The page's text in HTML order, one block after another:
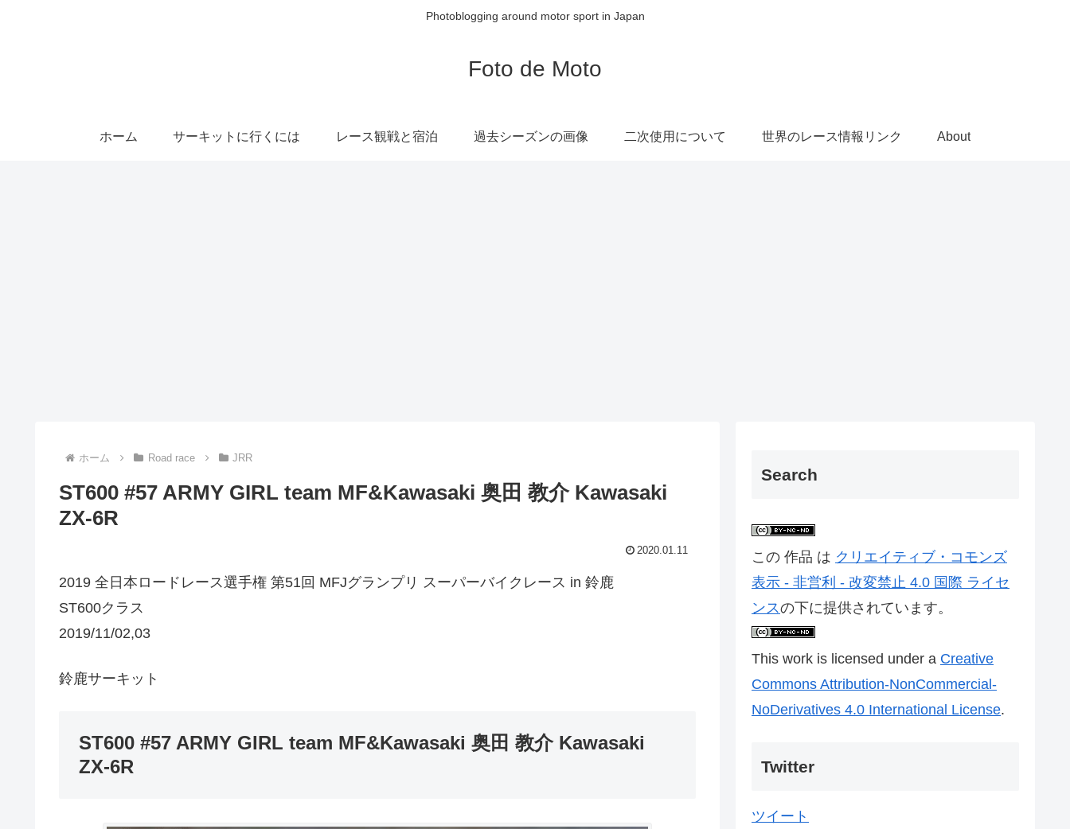
Photoblogging around motor sport in Japan
Foto de Moto
ホーム サーキットに行くには レース観戦と宿泊 過去シーズンの画像 二次使用について 世界のレース情報リンク About
ホーム Road race JRR
ST600 #57 ARMY GIRL team MF&Kawasaki 奥田 教介 Kawasaki
ZX-6R
2020.01.11
2019 全日本ロードレース選手権 第51回 MFJグランプリ スーパーバイクレース in 鈴鹿
ST600クラス
2019/11/02,03
鈴鹿サーキット
ST600 #57 ARMY GIRL team MF&Kawasaki 奥田 教介 Kawasaki
ZX-6R
Search
この 作品 は クリエイティブ・コモンズ
表示 - 非営利 - 改変禁止 4.0 国際 ライセ
ンスの下に提供されています。
This work is licensed under a Creative
Commons Attribution-NonCommercial-
NoDerivatives 4.0 International License.
Twitter
ツイート